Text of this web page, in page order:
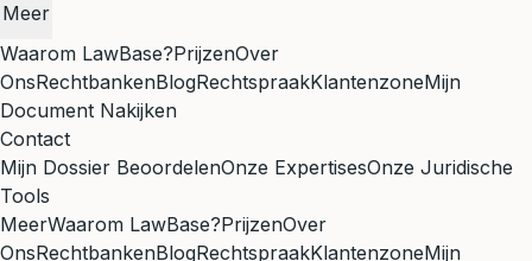
Meer
Waarom LawBase?PrijzenOver
OnsRechtbankenBlogRechtspraakKlantenzoneMijn
Document Nakijken
Contact
Mijn Dossier BeoordelenOnze ExpertisesOnze Juridische
Tools
MeerWaarom LawBase?PrijzenOver
OnsRechtbankenBlogRechtspraakKlantenzoneMijn